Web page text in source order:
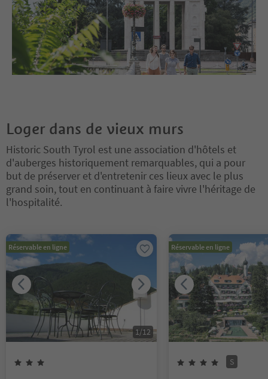
Loger dans de vieux murs
Historic South Tyrol est une association d'hôtels et
d'auberges historiquement remarquables, qui a pour
but de préserver et d'entretenir ces lieux avec le plus
grand soin, tout en continuant à faire vivre l'héritage de
l'hospitalité.
Réservable en ligne
1 /12
Réservable en ligne
Étoiles
S